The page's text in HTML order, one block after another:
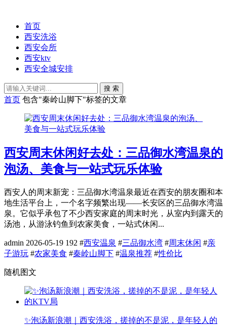
首页
西安洗浴
西安会所
西安ktv
西安全城安排
搜 索
首页 包含"秦岭山脚下"标签的文章
西安周末休闲好去处：三品御水湾温泉的
泡汤、美食与一站式玩乐体验
西安人的周末新宠：三品御水湾温泉最近在西安的朋友圈和本
地生活平台上，一个名字频繁出现——长安区的三品御水湾温
泉。它似乎承包了不少西安家庭的周末时光，从室内到露天的
汤池，从游泳钓鱼到农家美食，一站式休闲...
admin 2026-05-19 192 #西安温泉 #三品御水湾 #周末休闲 #亲
子游玩 #农家美食 #秦岭山脚下 #温泉推荐 #性价比
随机图文
✨泡汤新浪潮｜西安洗浴，搓掉的不是泥，是年轻人的